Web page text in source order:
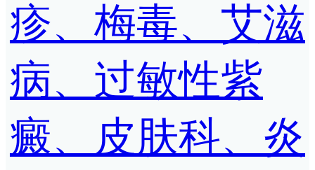
疹、梅毒、艾滋
病、过敏性紫
癜、皮肤科、炎